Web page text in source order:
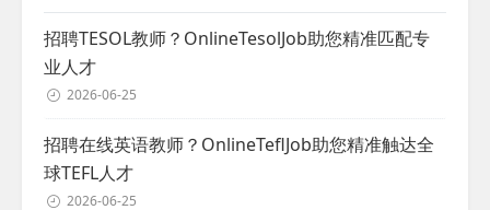
招聘TESOL教师？OnlineTesolJob助您精准匹配专
业人才
2026-06-25
招聘在线英语教师？OnlineTeflJob助您精准触达全
球TEFL人才
2026-06-25